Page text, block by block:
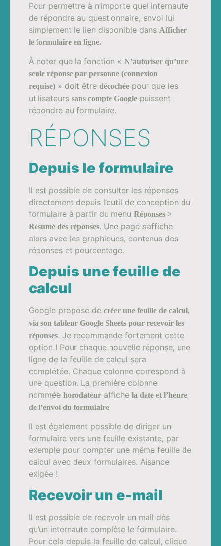
Pour permettre à n’importe quel internaute
de répondre au questionnaire, envoi lui
simplement le lien disponible dans Afficher
le formulaire en ligne.
À noter que la fonction «N’autoriser qu’une
seule réponse par personne (connexion
requise) » doit êtredécochée pour que les
utilisateurssans compte Google puissent
répondre au formulaire.
RÉPONSES
Depuis le formulaire
Il est possible de consulter les réponses
directement depuis l’outil de conception du
formulaire à partir du menuRéponses >
Résumé des réponses. Une page s’affiche
alors avec les graphiques, contenus des
réponses et pourcentage.
Depuis une feuille de
calcul
Google propose decréer une feuille de calcul,
via son tableur Google Sheetspour recevoir les
réponses. Je recommande fortement cette
option ! Pour chaque nouvelle réponse, une
ligne de la feuille de calcul sera
complétée. Chaque colonne correspond à
une question. La première colonne
nomméehorodateur affichela date et l’heure
de l’envoi du formulaire.
Il est également possible de diriger un
formulaire vers une feuille existante, par
exemple pour compter une même feuille de
calcul avec deux formulaires. Aisance
exigée !
Recevoir un e-mail
Il est possible de recevoir un mail dès
qu’un internaute complète le formulaire.
Pour cela depuis la feuille de calcul, clique